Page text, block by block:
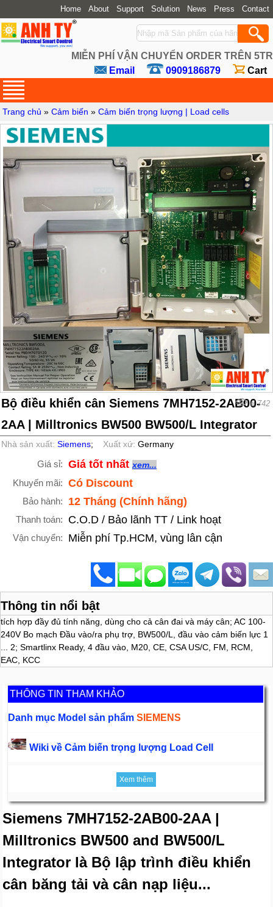
Home About Support Solution News Press Contact
MIỄN PHÍ VẬN CHUYỂN ORDER TRÊN 5TR
Email
0909186879 Cart
Trang chủ »Cảm biến »Cảm biến trọng lượng | Load cells
Bộ điều khiển cân Siemens 7MH7152-2AB00-
2AA | Milltronics BW500 BW500/L Integrator
6,742
Nhà sản xuất:Siemens; Xuất xứ:Germany
Giá sỉ: Giá tốt nhất xem...
Khuyến mãi: Có Discount
Bảo hành: 12 Tháng (Chính hãng)
Thanh toán: C.O.D / Bảo lãnh TT / Link hoạt
Vận chuyển: Miễn phí Tp.HCM, vùng lân cận
Thông tin nổi bật
tích hợp đầy đủ tính năng, dùng cho cả cân đai và máy cân; AC 100-
240V Bo mạch Đầu vào/ra phụ trợ, BW500/L, đầu vào cảm biến lực 1
... 2; Smartlinx Ready, 4 đầu vào, M20, CE, CSA US/C, FM, RCM,
EAC, KCC
THÔNG TIN THAM KHẢO
Danh mục Model sản phẩmSIEMENS
Wiki về Cảm biến trọng lượng Load Cell
Xem thêm
Siemens 7MH7152-2AB00-2AA |
Milltronics BW500 and BW500/L
Integrator là Bộ lập trình điều khiển
cân băng tải và cân nạp liệu...